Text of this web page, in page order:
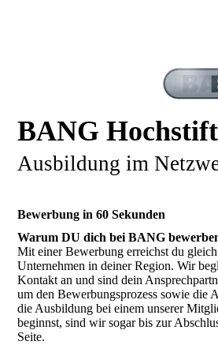
BANG Hochstift
Ausbildung im
Bewerbung in 60 Sekunden
Warum DU dich bei BANG
Mit einer Bewerbung erreichst du
Unternehmen in deiner Region. Wir
Kontakt an und sind dein
um den Bewerbungsprozess sowie die
die Ausbildung bei einem unserer
beginnst, sind wir sogar bis zur
Seite.